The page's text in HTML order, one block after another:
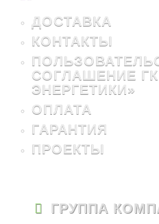
ДОСТАВКА
КОНТАКТЫ
СОГЛАШЕНИЕ
ЭНЕРГЕТИКИ»
ОПЛАТА
ГАРАНТИЯ
ПРОЕКТЫ
ГРУППА